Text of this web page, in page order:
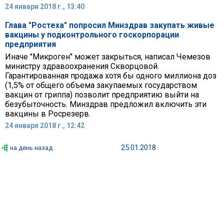
24 января 2018 г., 13:40
Глава "Ростеха" попросил Минздрав закупать живые
вакцины у подконтрольного госкорпорации
предприятия
Иначе "Микроген" может закрыться, написал Чемезов
министру здравоохранения Скворцовой.
Гарантированная продажа хотя бы одного миллиона доз
(1,5% от общего объема закупаемых государством
вакцин от гриппа) позволит предприятию выйти на
безубыточность. Минздрав предложил включить эти
вакцины в Росрезерв.
24 января 2018 г., 12:42
на день назад 25.01.2018